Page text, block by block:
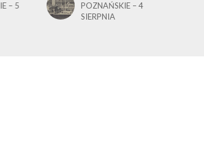
– 5
POZNAŃSKIE – 4
SIERPNIA